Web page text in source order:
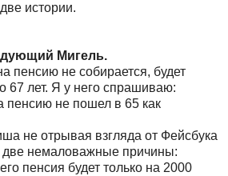
истории.
Мигель.
пенсию не собирается, будет
67 лет. Я у него спрашиваю:
пенсию не пошел в 65 как
не отрывая взгляда от Фейсбука
две немаловажные причины:
пенсия будет только на 2000